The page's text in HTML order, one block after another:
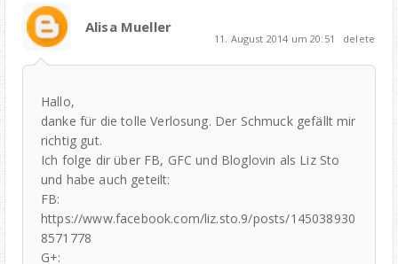
Alisa Mueller
11. August 2014 um 20:51 delete
Hallo,
danke für die tolle Verlosung. Der Schmuck gefällt mir
richtig gut.
Ich folge dir über FB, GFC und Bloglovin als Liz Sto
und habe auch geteilt:
FB:
https://www.facebook.com/liz.sto.9/posts/145038930
8571778
G+: